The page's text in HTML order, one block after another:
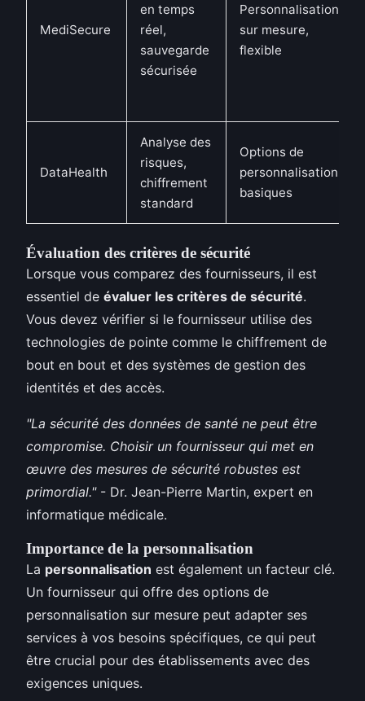
MediSecure
en temps
réel,
sauvegarde
sécurisée
Personnalisation
sur mesure,
flexible
DataHealth
Analyse des
risques,
chiffrement
standard
Options de
personnalisation
basiques
Évaluation des critères de sécurité
Lorsque vous comparez des fournisseurs, il est
essentiel de évaluer les critères de sécurité.
Vous devez vérifier si le fournisseur utilise des
technologies de pointe comme le chiffrement de
bout en bout et des systèmes de gestion des
identités et des accès.
"La sécurité des données de santé ne peut être
compromise. Choisir un fournisseur qui met en
œuvre des mesures de sécurité robustes est
primordial."- Dr. Jean-Pierre Martin, expert en
informatique médicale.
Importance de la personnalisation
La personnalisation est également un facteur clé.
Un fournisseur qui offre des options de
personnalisation sur mesure peut adapter ses
services à vos besoins spécifiques, ce qui peut
être crucial pour des établissements avec des
exigences uniques.